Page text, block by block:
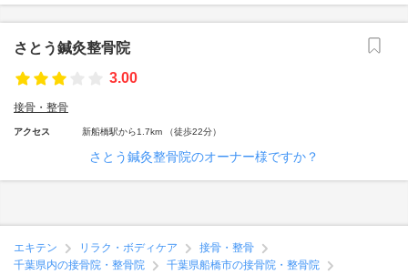
さとう鍼灸整骨院
3.00
接骨・整骨
アクセス 新船橋駅から1.7km （徒歩22分）
さとう鍼灸整骨院のオーナー様ですか？
エキテン リラク・ボディケア
接骨・整骨
千葉県内の接骨院・整骨院
千葉県船橋市の接骨院・整骨院